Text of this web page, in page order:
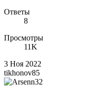
Ответы
8
Просмотры
11K
3 Ноя 2022
tikhonov85